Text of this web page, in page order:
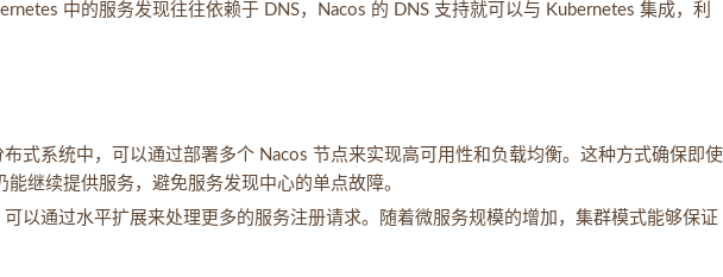
中的服务发现往往依赖于 DNS，Nacos 的 DNS 支持就可以与 Kubernetes 集成，利
式系统中，可以通过部署多个 Nacos 节点来实现高可用性和负载均衡。这种方式确保即使
继续提供服务，避免服务发现中心的单点故障。
以通过水平扩展来处理更多的服务注册请求。随着微服务规模的增加，集群模式能够保证